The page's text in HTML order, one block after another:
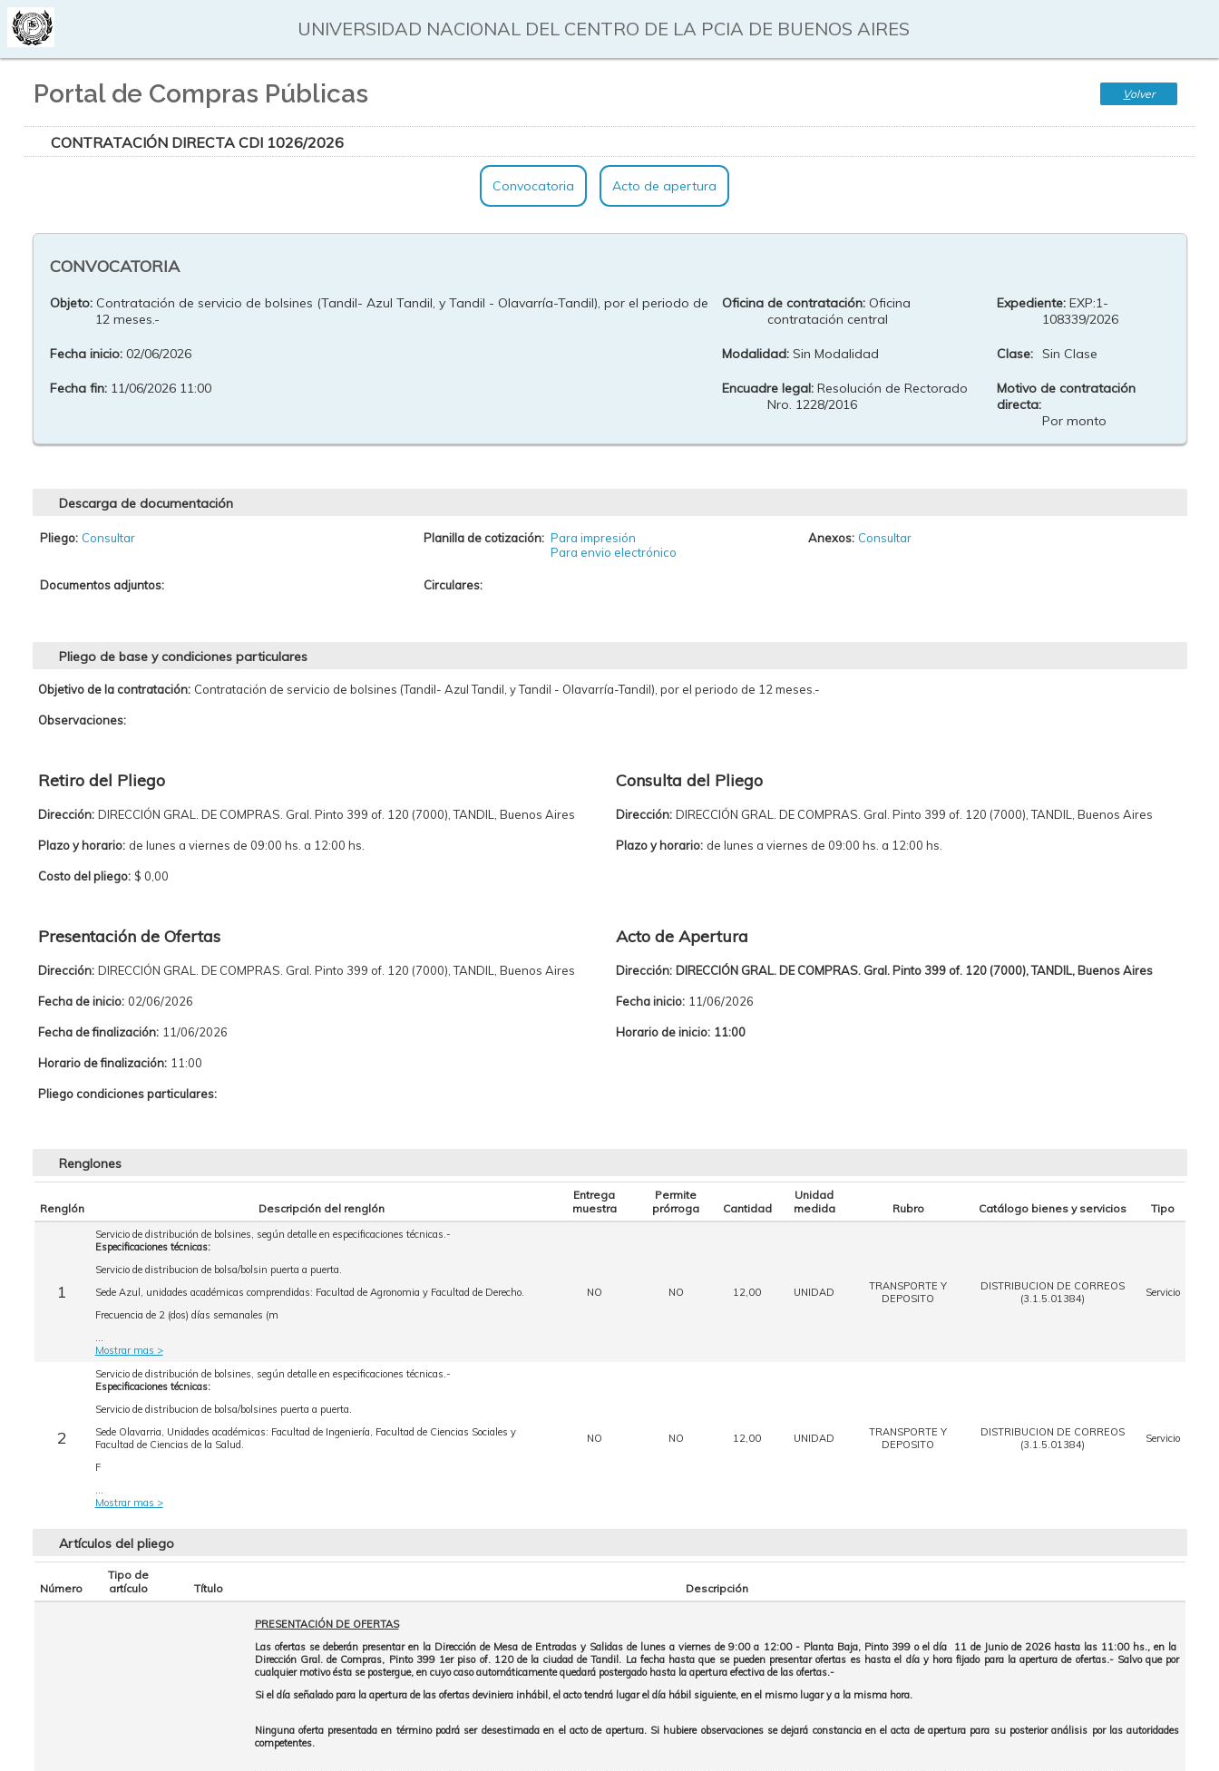
UNIVERSIDAD NACIONAL DEL CENTRO DE LA PCIA DE BUENOS AIRES
Portal de Compras Públicas Volver
CONTRATACIÓN DIRECTA CDI 1026/2026
Convocatoria Acto de apertura
CONVOCATORIA
Objeto: Contratación de servicio de bolsines (Tandil- Azul Tandil, y Tandil - Olavarría-Tandil), por el periodo de
12 meses.-
Oficina de contratación: Oficina
contratación central
Expediente: EXP:1-
108339/2026
Fecha inicio: 02/06/2026 Modalidad: Sin Modalidad Clase: Sin Clase
Fecha fin: 11/06/2026 11:00 Encuadre legal: Resolución de Rectorado
Nro. 1228/2016
Motivo de contratación
directa:
Por monto
Descarga de documentación
Pliego: Consultar Planilla de cotización: Para impresión
Para envio electrónico
Anexos: Consultar
Documentos adjuntos: Circulares:
Pliego de base y condiciones particulares
Objetivo de la contratación: Contratación de servicio de bolsines (Tandil- Azul Tandil, y Tandil - Olavarría-Tandil), por el periodo de 12 meses.-
Observaciones:
Retiro del Pliego Consulta del Pliego
Dirección: DIRECCIÓN GRAL. DE COMPRAS. Gral. Pinto 399 of. 120 (7000), TANDIL, Buenos Aires Dirección: DIRECCIÓN GRAL. DE COMPRAS. Gral. Pinto 399 of. 120 (7000), TANDIL, Buenos Aires
Plazo y horario: de lunes a viernes de 09:00 hs. a 12:00 hs. Plazo y horario: de lunes a viernes de 09:00 hs. a 12:00 hs.
Costo del pliego: $ 0,00
Presentación de Ofertas Acto de Apertura
Dirección: DIRECCIÓN GRAL. DE COMPRAS. Gral. Pinto 399 of. 120 (7000), TANDIL, Buenos Aires Dirección: DIRECCIÓN GRAL. DE COMPRAS. Gral. Pinto 399 of. 120 (7000), TANDIL, Buenos Aires
Fecha de inicio: 02/06/2026 Fecha inicio: 11/06/2026
Fecha de finalización: 11/06/2026 Horario de inicio: 11:00
Horario de finalización: 11:00
Pliego condiciones particulares:
Renglones
Renglón Descripción del renglón
Entrega
muestra
Permite
prórroga
Cantidad
Unidad
medida
Rubro Catálogo bienes y servicios Tipo
1
Servicio de distribución de bolsines, según detalle en especificaciones técnicas.-
Especificaciones técnicas:
Servicio de distribucion de bolsa/bolsin puerta a puerta.
Sede Azul, unidades académicas comprendidas: Facultad de Agronomia y Facultad de Derecho.
Frecuencia de 2 (dos) días semanales (m
...
Mostrar mas >
NO NO 12,00 UNIDAD
TRANSPORTE Y
DEPOSITO
DISTRIBUCION DE CORREOS
(3.1.5.01384)
Servicio
2
Servicio de distribución de bolsines, según detalle en especificaciones técnicas.-
Especificaciones técnicas:
Servicio de distribucion de bolsa/bolsines puerta a puerta.
Sede Olavarria, Unidades académicas: Facultad de Ingeniería, Facultad de Ciencias Sociales y
Facultad de Ciencias de la Salud.
F
...
Mostrar mas >
NO NO 12,00 UNIDAD
TRANSPORTE Y
DEPOSITO
DISTRIBUCION DE CORREOS
(3.1.5.01384)
Servicio
Artículos del pliego
Número
Tipo de
artículo
Título Descripción
PRESENTACIÓN DE OFERTAS
Las ofertas se deberán presentar en la Dirección de Mesa de Entradas y Salidas de lunes a viernes de 9:00 a 12:00 - Planta Baja, Pinto 399 o el día 11 de Junio de 2026 hasta las 11:00 hs., en la
Dirección Gral. de Compras, Pinto 399 1er piso of. 120 de la ciudad de Tandil. La fecha hasta que se pueden presentar ofertas es hasta el día y hora fijado para la apertura de ofertas.- Salvo que por
cualquier motivo ésta se postergue, en cuyo caso automáticamente quedará postergado hasta la apertura efectiva de las ofertas.-
Si el día señalado para la apertura de las ofertas deviniera inhábil, el acto tendrá lugar el día hábil siguiente, en el mismo lugar y a la misma hora.
Ninguna oferta presentada en término podrá ser desestimada en el acto de apertura. Si hubiere observaciones se dejará constancia en el acta de apertura para su posterior análisis por las autoridades
competentes.